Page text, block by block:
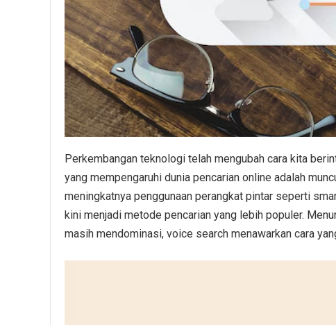
Perkembangan teknologi telah mengubah cara kita
yang mempengaruhi dunia pencarian online adalah
meningkatnya penggunaan perangkat pintar seperti
kini menjadi metode pencarian yang lebih populer.
masih mendominasi, voice search menawarkan cara